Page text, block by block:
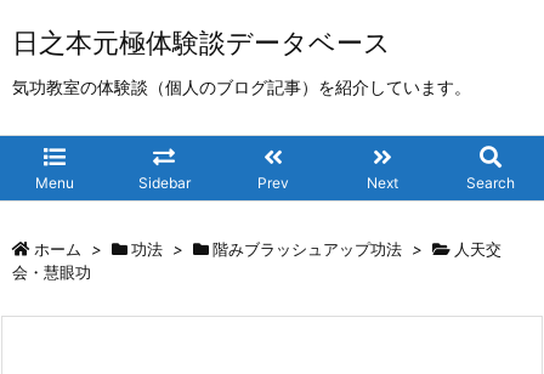
日之本元極体験談データベース
気功教室の体験談（個人のブログ記事）を紹介しています。
Menu Sidebar Prev Next Search
ホーム > 功法 > 階みブラッシュアップ功法 >
人天交
会・慧眼功